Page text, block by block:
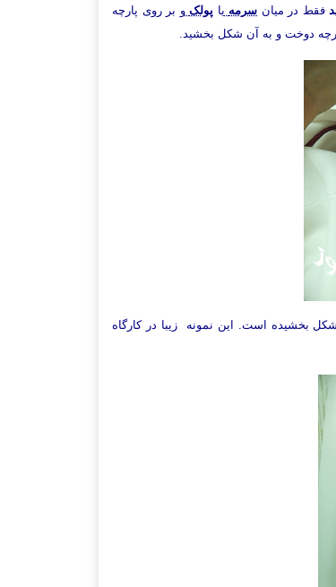
فقط در میان سرمه یا پولک و بر روی پارچه
دوخت و به آن شکل بخشید.
بخشیده است. این نمونه زیبا در کارگاه